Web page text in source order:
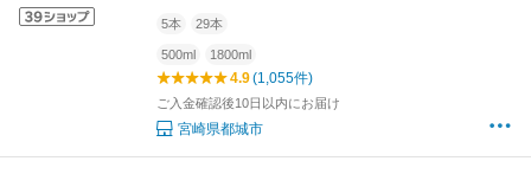
5本 29本
500ml 1800ml
4.9(1,055件)
ご入金確認後10日以内にお届け
宮崎県都城市